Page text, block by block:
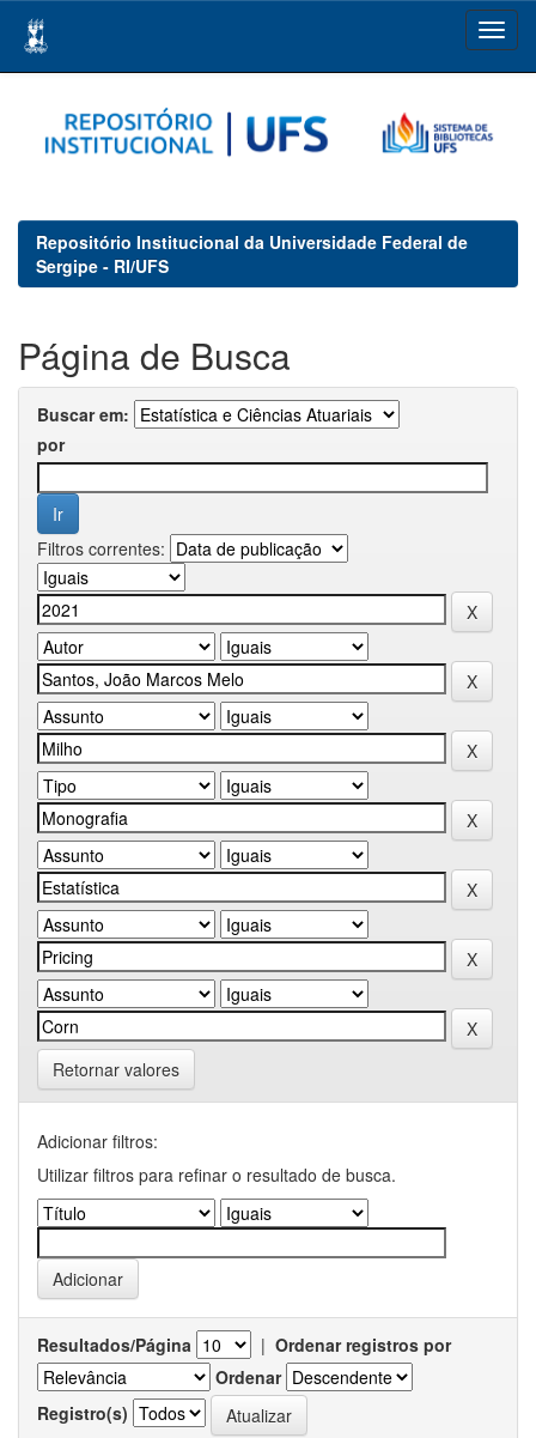
navigation
Repositório Institucional da Universidade Federal de
Sergipe - RI/UFS
Página de Busca
Buscar em:
por
Filtros correntes:
Retornar valores
Adicionar filtros:
Utilizar filtros para refinar o resultado de busca.
Resultados/Página | Ordenar registros por
Ordenar
Registro(s)